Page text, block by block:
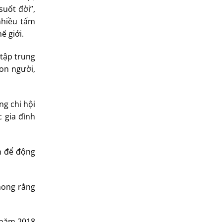
đời”,
tấm
giới.
trung
người,
chi hội
gia đình
để động
rằng